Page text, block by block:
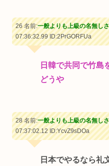
26 名前:一般よりも上級の名無し
07:36:32.99ID:2PrGORFUa
日韓で共同で竹島
どうや
28 名前:一般よりも上級の名無し
07:37:02.12ID:YcvZ9sDOa
日本でやるなら礼